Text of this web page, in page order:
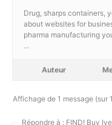
Drug, sharps containers,
about websites for
pharma manufacturing
…
Auteur
Affichage de 1 message (sur
Répondre à : FIND! Buy